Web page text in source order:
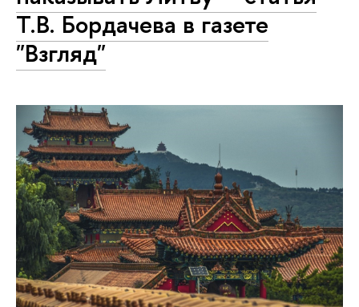
Т.В. Бордачева в газете
"Взгляд"